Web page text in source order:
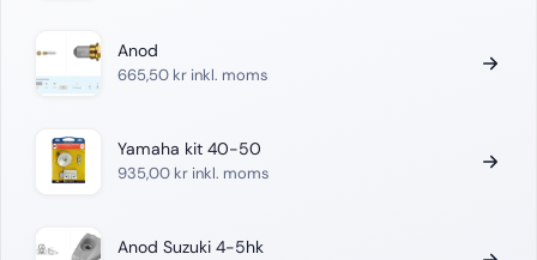
Anod
665,50 kr inkl. moms
Yamaha kit 40-50
935,00 kr inkl. moms
Anod Suzuki 4-5hk